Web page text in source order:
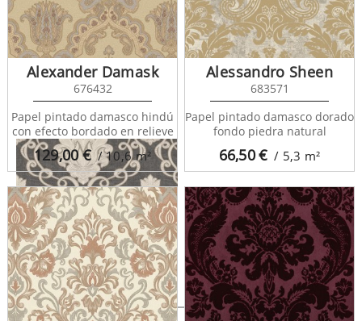
Adamo 682404
Adamo 682405
129,00€ / 10,6m²
Alexander Damask
676432
Papel pintado damasco hindú
con efecto bordado en relieve
66,50€ / 5,3 m²
Alessandro Sheen
683571
Papel pintado damasco dorado
fondo piedra natural